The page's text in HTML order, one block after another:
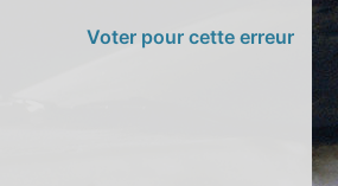
Voter pour cette erreur